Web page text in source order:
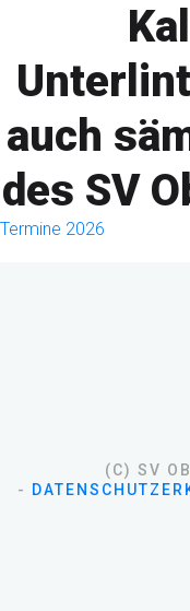
auch
des SV
Termine 2026
(C) SV
-